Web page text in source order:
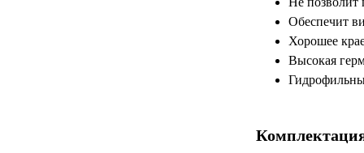
Обеспечит
Хорошее
Высокая